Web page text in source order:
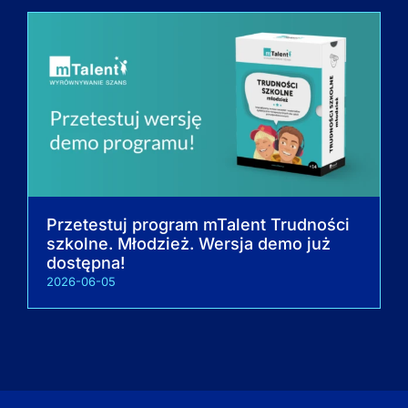
Przetestuj program mTalent Trudności
szkolne. Młodzież. Wersja demo już
dostępna!
2026-06-05